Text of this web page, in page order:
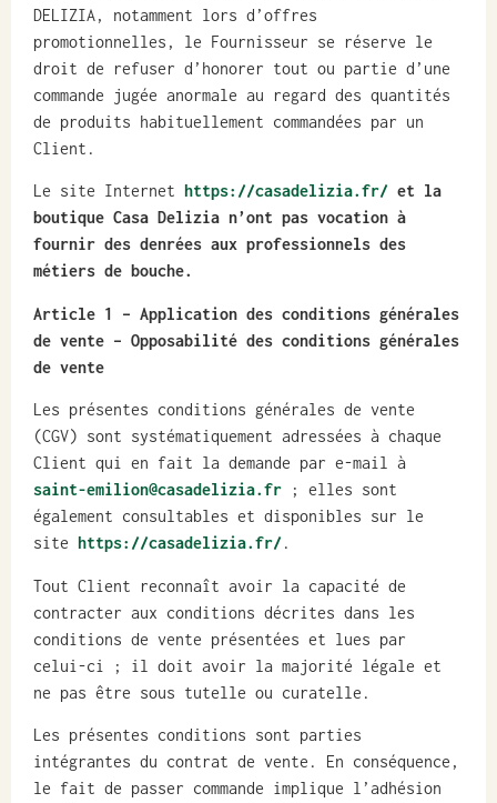
DELIZIA, notamment lors d’offres
promotionnelles, le Fournisseur se réserve le
droit de refuser d’honorer tout ou partie d’une
commande jugée anormale au regard des quantités
de produits habituellement commandées par un
Client.
Le site Internet https://casadelizia.fr/ et la
boutique Casa Delizia n’ont pas vocation à
fournir des denrées aux professionnels des
métiers de bouche.
Article 1
– Application des conditions générales
de vente – Opposabilité des conditions générales
de vente
Les présentes conditions générales de vente
(CGV) sont systématiquement adressées à chaque
Client qui en fait la demande par e-mail à
saint-emilion@casadelizia.fr ; elles sont
également consultables et disponibles sur le
site https://casadelizia.fr/ .
Tout Client reconnaît avoir la capacité de
contracter aux conditions décrites dans les
conditions de vente présentées et lues par
celui-ci ; il doit avoir la majorité légale et
ne pas être sous tutelle ou curatelle.
Les présentes conditions sont parties
intégrantes du contrat de vente. En conséquence,
le fait de passer commande implique l’adhésion